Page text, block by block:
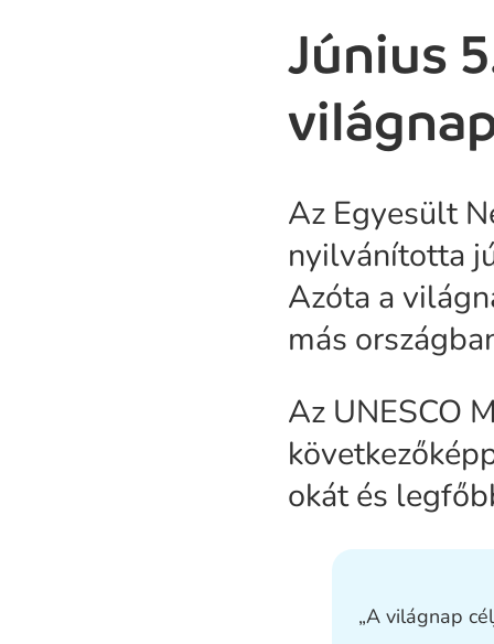
Június
Az Egyesült
nyilvánította
Azóta a
más
Az UNESCO
okát és
„A világnap